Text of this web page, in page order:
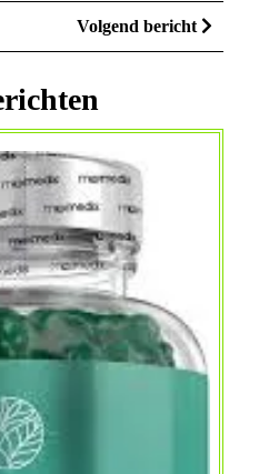
Volgend bericht
bericht